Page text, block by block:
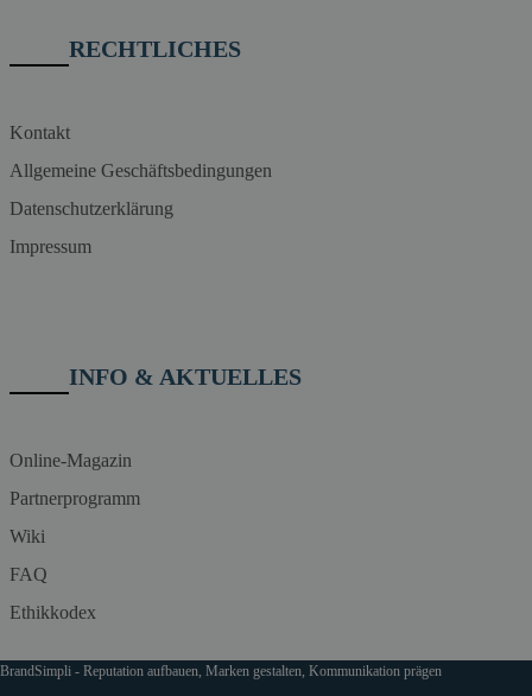
RECHTLICHES
Kontakt
Allgemeine Geschäftsbedingungen
Datenschutzerklärung
Impressum
INFO & AKTUELLES
Online-Magazin
Partnerprogramm
Wiki
FAQ
Ethikkodex
BrandSimpli - Reputation aufbauen, Marken gestalten, Kommunikation prägen